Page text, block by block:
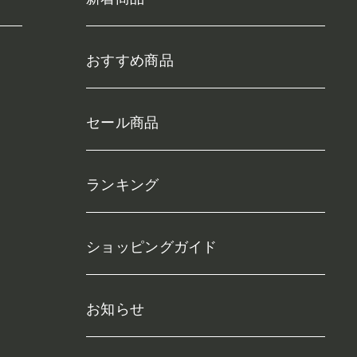
おすすめ商品
セール商品
ランキング
ショッピングガイド
お知らせ